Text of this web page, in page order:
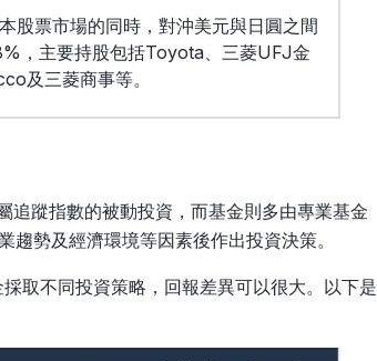
股票市場的同時，對沖美元與日圓之間
，主要持股包括Toyota、三菱UFJ金
及三菱商事等。
蹤指數的被動投資，而基金則多由專業基金
勢及經濟環境等因素後作出投資決策。
取不同投資策略，回報差異可以很大。以下是